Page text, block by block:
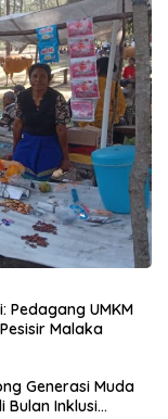
Pedagang UMKM
Malaka
Generasi Muda
Bulan Inklusi